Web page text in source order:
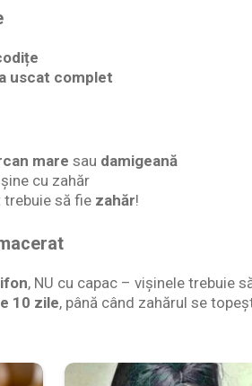
uscat complet
mare sau damigeană
cu zahăr
să fie zahăr!
, NU cu capac – vișinele trebuie
10 zile, până când zahărul se